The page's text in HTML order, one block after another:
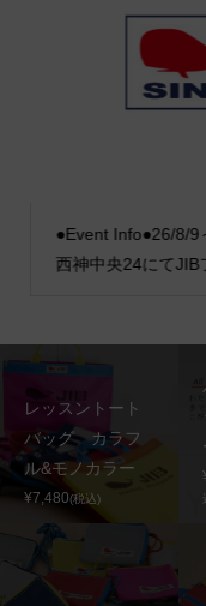
●Event Info●26/8/9
西神中央24にてJIB
レッスントート
バッグ カラフ
ル&モノカラー
¥7,480(税込)